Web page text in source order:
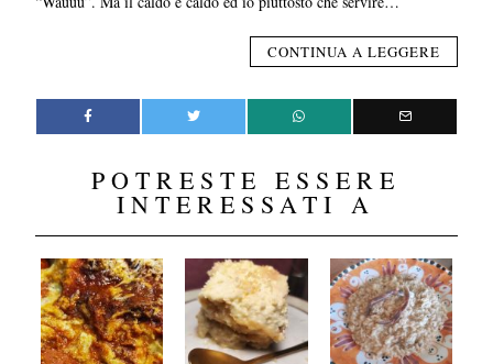
CONTINUA A LEGGERE
POTRESTE ESSERE
INTERESSATI A